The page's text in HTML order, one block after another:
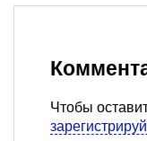
Чтобы